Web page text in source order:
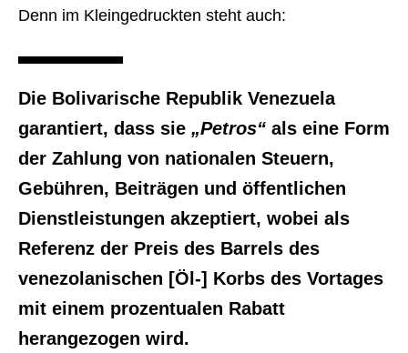
Denn im Kleingedruckten steht auch:
Die Bolivarische Republik Venezuela
garantiert, dass sie „Petros“ als eine Form
der Zahlung von nationalen Steuern,
Gebühren, Beiträgen und öffentlichen
Dienstleistungen akzeptiert, wobei als
Referenz der Preis des Barrels des
venezolanischen [Öl-] Korbs des Vortages
mit einem prozentualen Rabatt
herangezogen wird.